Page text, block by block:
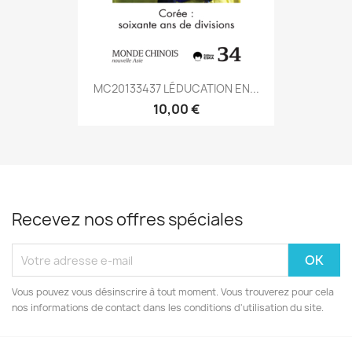
MC20133437 LÉDUCATION EN...
10,00 €
Recevez nos offres spéciales
Vous pouvez vous désinscrire à tout moment. Vous trouverez pour cela
nos informations de contact dans les conditions d'utilisation du site.